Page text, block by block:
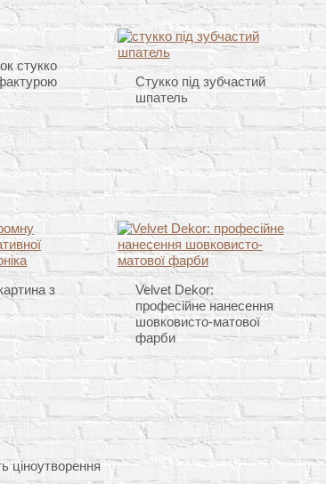
стукко
Стукко під зубчастий
шпатель
з
Velvet Dekor:
професійне нанесення
шовковисто-матової
фарби
ціноутворення